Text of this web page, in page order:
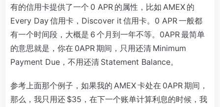
有的信用卡提供了一个 0 APR 的属性，比如 AMEX 的
Every Day 信用卡，Discover it 信用卡。0 APR 一般都
有一个时间段，大概是 6 个月到一年不等。0APR 最简单
的意思就是，你在 0APR 期间，只用还清 Minimum
Payment Due，不用还清 Statement Balance。
参考上面那个例子，如果我的 AMEX 卡处在 0APR 期间，
那么，我只用还 $35，在下一个账单计算利息的时候，我